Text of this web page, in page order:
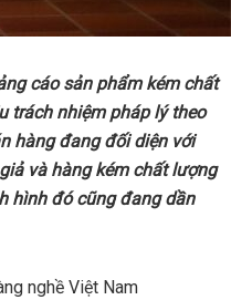
cáo sản phẩm kém chất
trách nhiệm pháp lý theo
hàng đang đối diện với
và hàng kém chất lượng
hình đó cũng đang dần
nghề Việt Nam